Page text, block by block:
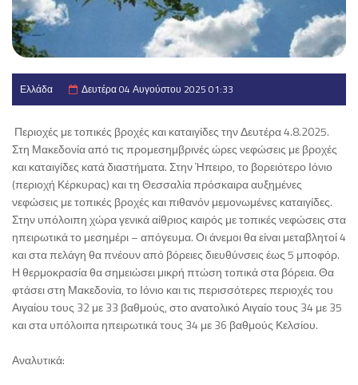
Ελλάδα Δευτέρα 04 Αυγούστου 2025 01:33
Περιοχές με τοπικές βροχές και καταιγίδες την Δευτέρα 4.8.2025.
Στη Μακεδονία από τις προμεσημβρινές ώρες νεφώσεις με βροχές
και καταιγίδες κατά διαστήματα. Στην Ήπειρο, το βορειότερο Ιόνιο
(περιοχή Κέρκυρας) και τη Θεσσαλία πρόσκαιρα αυξημένες
νεφώσεις με τοπικές βροχές και πιθανόν μεμονωμένες καταιγίδες.
Στην υπόλοιπη χώρα γενικά αίθριος καιρός με τοπικές νεφώσεις στα
ηπειρωτικά το μεσημέρι – απόγευμα. Οι άνεμοι θα είναι μεταβλητοί 4
και στα πελάγη θα πνέουν από βόρειες διευθύνσεις έως 5 μποφόρ.
Η θερμοκρασία θα σημειώσει μικρή πτώση τοπικά στα βόρεια. Θα
φτάσει στη Μακεδονία, το Ιόνιο και τις περισσότερες περιοχές του
Αιγαίου τους 32 με 33 βαθμούς, στο ανατολικό Αιγαίο τους 34 με 35
και στα υπόλοιπα ηπειρωτικά τους 34 με 36 βαθμούς Κελσίου.
Αναλυτικά: